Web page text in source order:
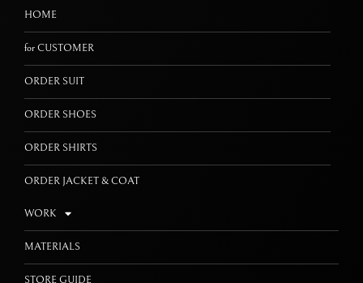
HOME
for CUSTOMER
ORDER SUIT
ORDER SHOES
ORDER SHIRTS
ORDER JACKET & COAT
WORK
MATERIALS
STORE GUIDE